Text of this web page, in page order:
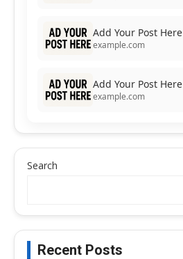
Add Your Post Here
example.com
Add Your Post Here
example.com
Search
Recent Posts